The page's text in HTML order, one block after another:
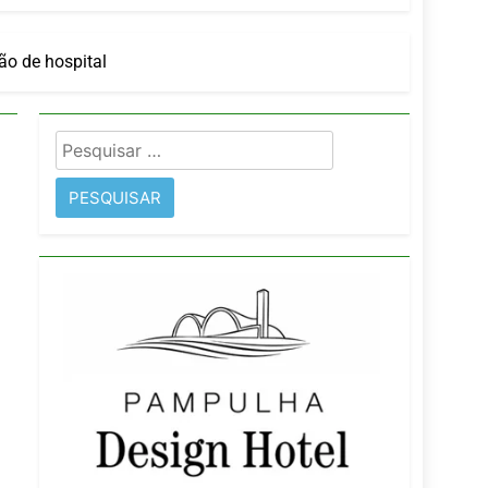
e fortalece infraestrutura
de hospital
Pesquisar
por: